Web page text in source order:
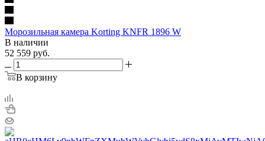
Морозильная камера Korting KNFR 1896 W
В наличии
52 559 руб.
В корзину